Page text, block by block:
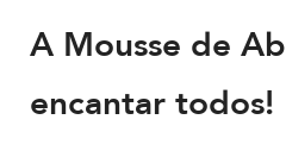
A Mousse de
encantar todos!